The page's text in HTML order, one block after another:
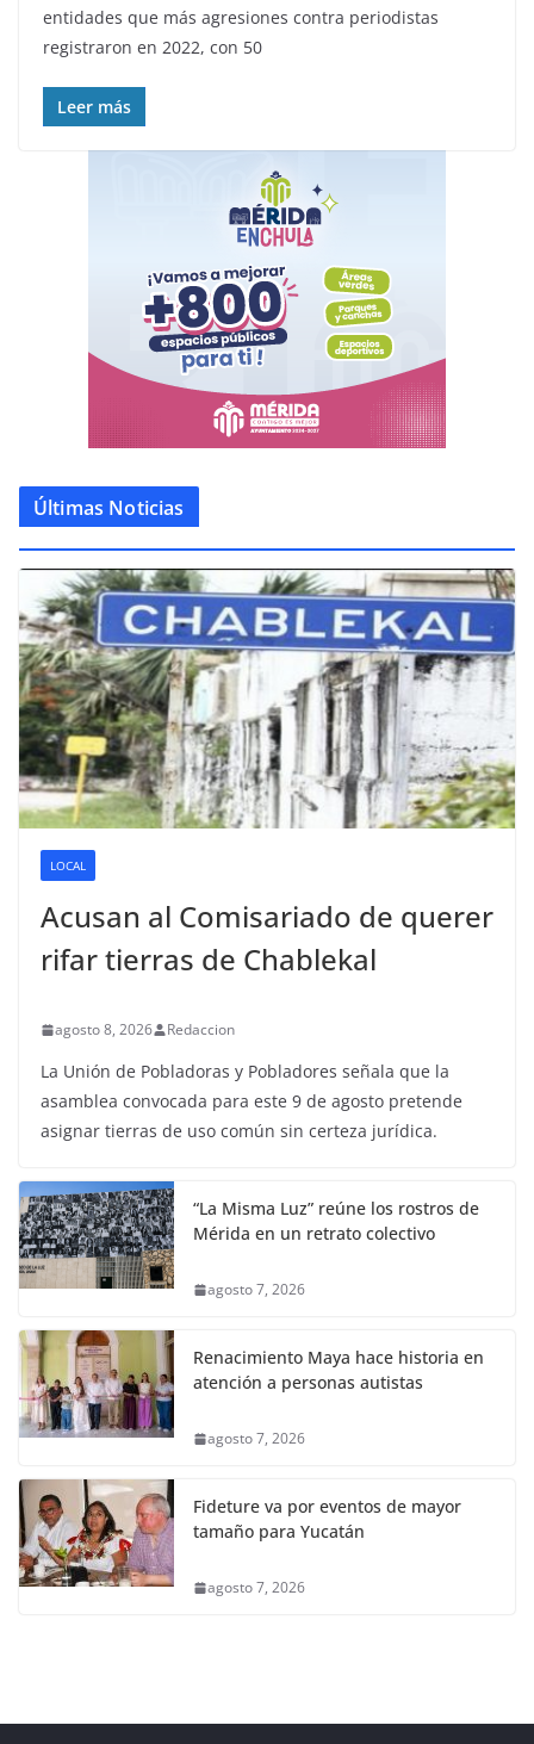
entidades que más agresiones contra periodistas
registraron en 2022, con 50
Leer más
Últimas Noticias
LOCAL
Acusan al Comisariado de querer
rifar tierras de Chablekal
agosto 8, 2026 Redaccion
La Unión de Pobladoras y Pobladores señala que la
asamblea convocada para este 9 de agosto pretende
asignar tierras de uso común sin certeza jurídica.
“La Misma Luz” reúne los rostros de
Mérida en un retrato colectivo
agosto 7, 2026
Renacimiento Maya hace historia en
atención a personas autistas
agosto 7, 2026
Fideture va por eventos de mayor
tamaño para Yucatán
agosto 7, 2026